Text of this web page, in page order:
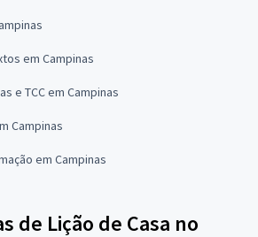
em Campinas
e TCC em Campinas
Campinas
em Campinas
de Lição de Casa no